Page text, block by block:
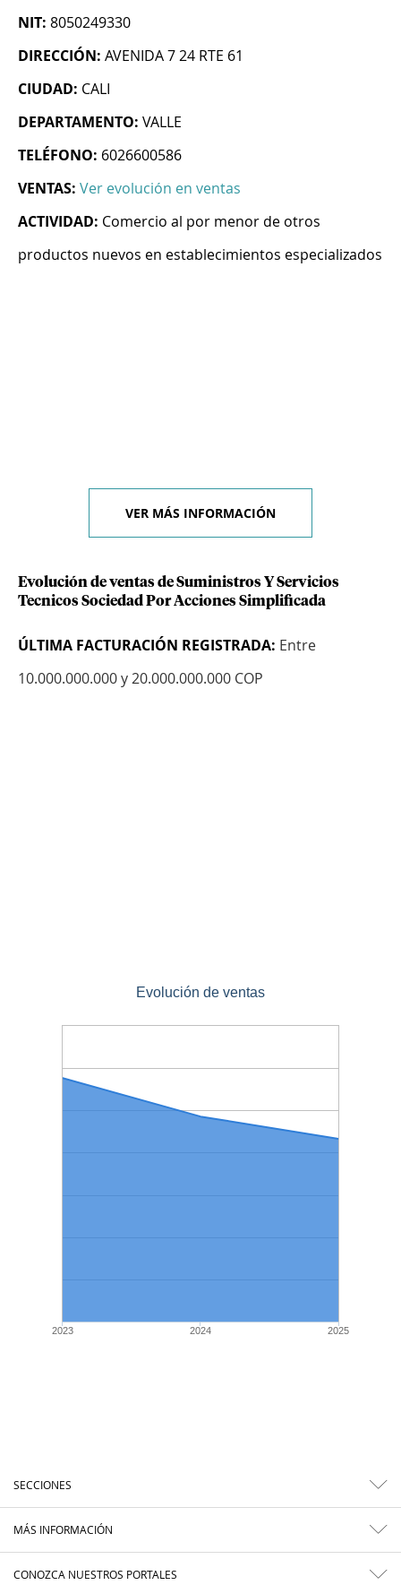
NIT: 8050249330
DIRECCIÓN: AVENIDA 7 24 RTE 61
CIUDAD: CALI
DEPARTAMENTO: VALLE
TELÉFONO: 6026600586
VENTAS: Ver evolución en ventas
ACTIVIDAD: Comercio al por menor de otros
productos nuevos en establecimientos especializados
VER MÁS INFORMACIÓN
Evolución de ventas de Suministros Y Servicios
Tecnicos Sociedad Por Acciones Simplificada
ÚLTIMA FACTURACIÓN REGISTRADA: Entre
10.000.000.000 y 20.000.000.000 COP
Evolución de ventas
2023 2024 2025
SECCIONES
MÁS INFORMACIÓN
CONOZCA NUESTROS PORTALES